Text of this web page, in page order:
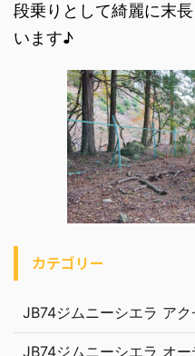
段乗りとして綺麗に末
います♪
カテゴリー
JB74ジムニーシエラ アク
JB74ジムニーシエラ オー